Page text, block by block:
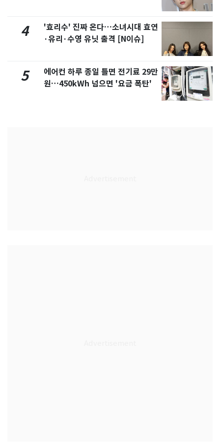
4
'효리수' 진짜 온다…소녀시대 효연
·유리·수영 유닛 출격 [N이슈]
5
에어컨 하루 종일 틀면 전기료 29만
원…450kWh 넘으면 '요금 폭탄'